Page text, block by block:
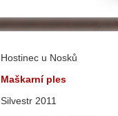
Hostinec u Nosků
Maškarní ples
Silvestr 2011